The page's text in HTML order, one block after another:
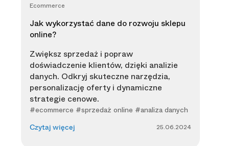
Ecommerce
Jak wykorzystać dane do rozwoju sklepu
online?
Zwiększ sprzedaż i popraw
doświadczenie klientów, dzięki analizie
danych. Odkryj skuteczne narzędzia,
personalizację oferty i dynamiczne
strategie cenowe.
#ecommerce #sprzedaż online #analiza danych
Czytaj więcej 25.06.2024